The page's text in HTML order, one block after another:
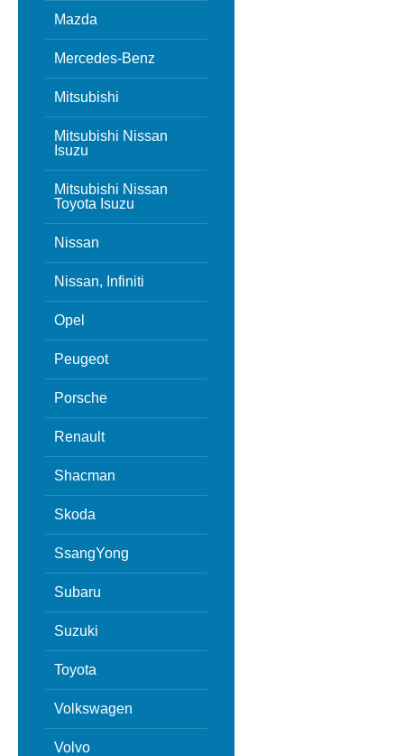
Mazda
Mercedes-Benz
Mitsubishi
Mitsubishi Nissan
Isuzu
Mitsubishi Nissan
Toyota Isuzu
Nissan
Nissan, Infiniti
Opel
Peugeot
Porsche
Renault
Shacman
Skoda
SsangYong
Subaru
Suzuki
Toyota
Volkswagen
Volvo